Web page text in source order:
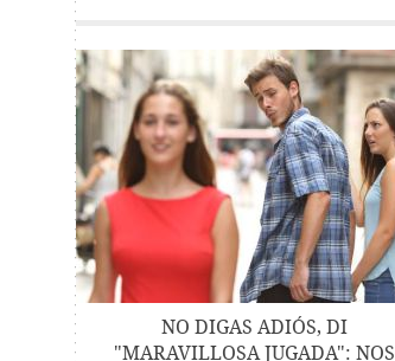
NO DIGAS ADIÓS, DI
"MARAVILLOSA JUGADA": NOS